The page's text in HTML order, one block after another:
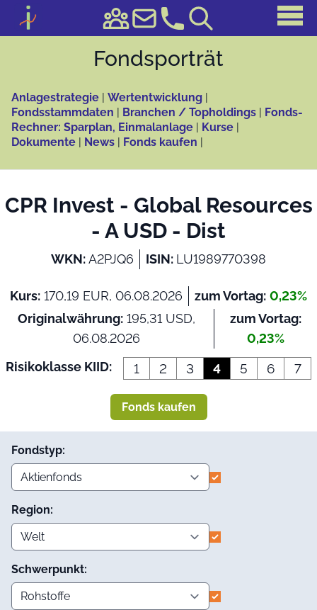
Fonds­porträt
Anlagestrategie | Wertentwicklung |
Fondsstammdaten | Branchen / Topholdings | Fonds-
Rechner: Sparplan, Einmalanlage | Kurse |
Dokumente | News | Fonds kaufen |
CPR Invest - Global Resources
- A USD - Dist
WKN:A2PJQ6 ISIN: LU1989770398
Kurs: 170,19 EUR, 06.08.2026 zum Vortag: 0,23%
Originalwährung: 195,31 USD,
06.08.2026
zum Vortag:
0,23%
Risikoklasse KIID:
1 2 3 4 5 6 7
Fonds kaufen
Fondstyp:
Region:
Schwerpunkt: